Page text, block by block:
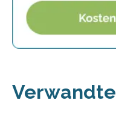
Verwandte